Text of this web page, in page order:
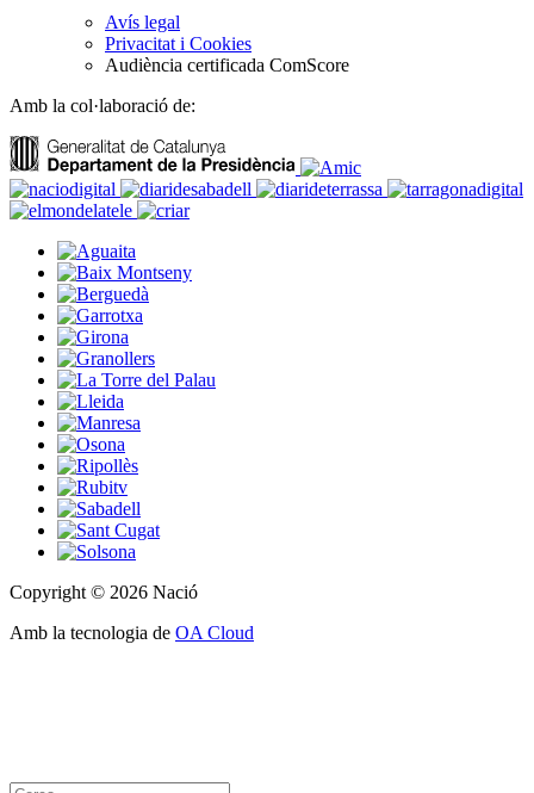
Avís legal
Privacitat i Cookies
Audiència certificada ComScore
Amb la col·laboració de:
Copyright © 2026 Nació
Amb la tecnologia de OA Cloud